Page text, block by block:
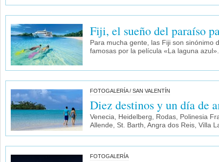
Fiji, el sueño del paraíso
Para mucha gente, las Fiji son sinónimo
famosas por la película «La laguna
FOTOGALERÍA / SAN VALENTÍN
Diez destinos y un día de
Venecia, Heidelberg, Rodas, Polinesia
Allende, St. Barth, Angra dos Reis, Villa
FOTOGALERÍA